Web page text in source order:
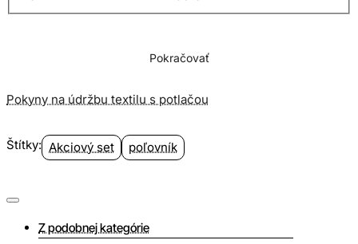
Pokračovať
Pokyny na údržbu textilu s potlačou
Štítky: Akciový set poľovník
Z podobnej kategórie